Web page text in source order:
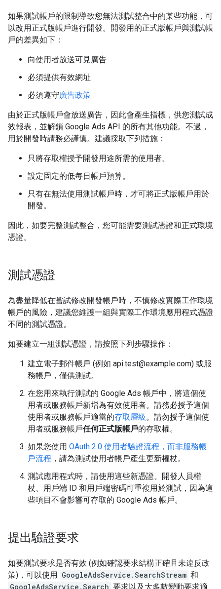
如果測試帳戶的限制導致您無法測試整合中的某些功能，可
以改用正式版帳戶進行開發。開發用的正式版帳戶與測試帳
戶的差異如下：
向使用者放送可見廣告
必須提供有效網址
必須遵守廣告政策
由於正式版帳戶會放送廣告，因此會產生指標，供您測試成
效報表，並解鎖 Google Ads API 的所有其他功能。不過，
用於開發時請務必謹慎。建議採取下列措施：
只將存取權授予開發用途所需的使用者。
設定固定的低每日帳戶預算。
只有在無法使用測試帳戶時，才可將正式版帳戶用於
開發。
因此，如要完整測試整合，您可能需要測試憑證和正式環境
憑證。
測試憑證
為盡量降低在嘗試修改開發帳戶時，不慎修改實際工作環境
帳戶的風險，建議您維護一組與實際工作環境應用程式憑證
不同的測試憑證。
如要建立一組測試憑證，請按照下列步驟操作：
建立電子郵件帳戶 (例如 api.test@example.com) 或服
務帳戶，僅供測試。
在您用來執行測試的 Google Ads 帳戶中，將這個使
用者或服務帳戶新增為有效使用者。請務必授予這個
使用者或服務帳戶適當的存取層級。請勿授予這個使
用者或服務帳戶任何正式版帳戶的存取權。
如果您使用 OAuth 2.0 使用者驗證流程，而非服務帳
戶流程 ，請為測試使用者帳戶產生更新權杖。
測試應用程式時，請使用這些新憑證。開發人員權
杖、用戶端 ID 和用戶端密碼可重複用於測試，因為這
些項目不會影響可存取的 Google Ads 帳戶。
提出驗證要求
如要測試要求是否有效 (例如確認要求結構正確且未違反政
策)，可以使用 GoogleAdsService.SearchStream 和
GoogleAdsService.Search 要求以及大多數變動要求適